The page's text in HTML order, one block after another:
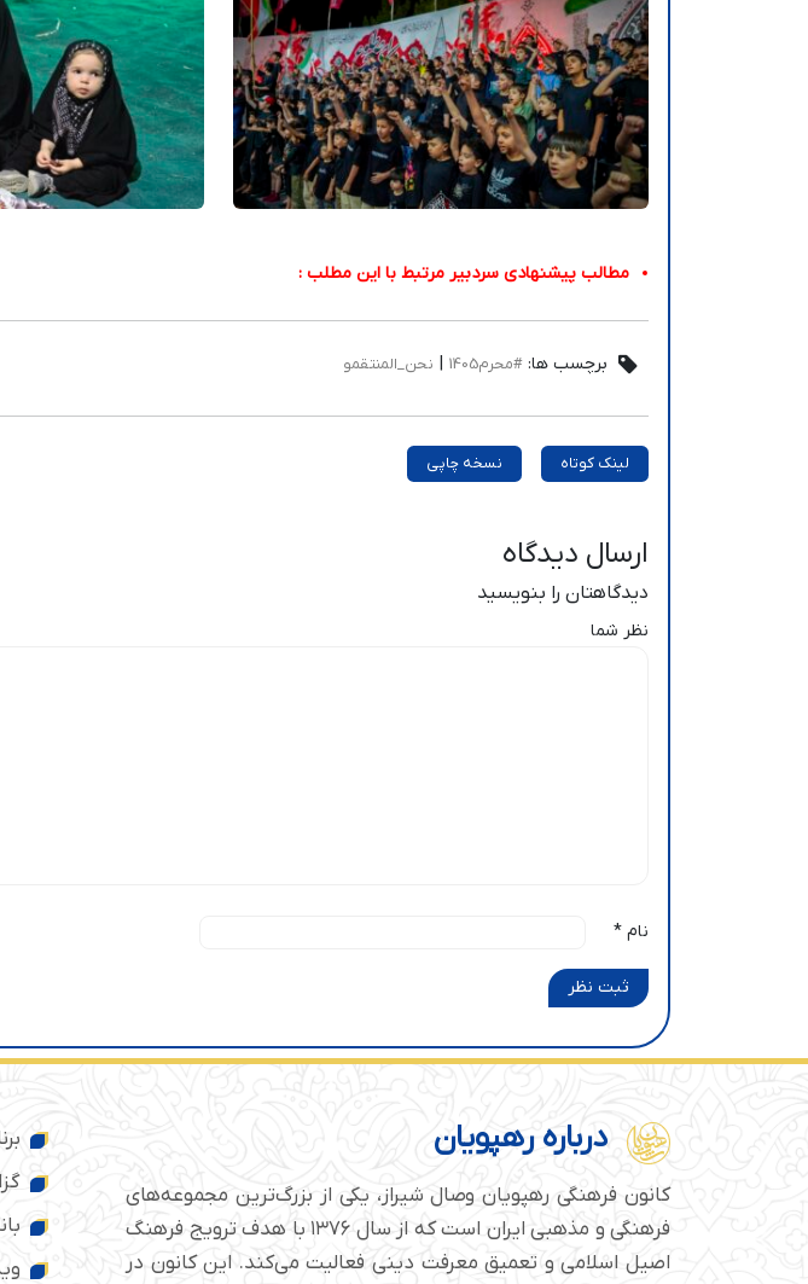
مطالب پیشنهادی سردبیر مرتبط با این مطلب :
برچسب ها: #محرم1405 | نحن_المنتقمو
لینک کوتاه نسخه چاپی
ارسال دیدگاه
دیدگاهتان را بنویسید
نظر شما
نام *
ثبت نظر
درباره رهپویان
کانون فرهنگی رهپویان وصال شیراز، یکی از بزرگ‌ترین مجموعه‌های
فرهنگی و مذهبی ایران است که از سال ۱۳۷۶ با هدف ترویج فرهنگ
اصیل اسلامی و تعمیق معرفت دینی فعالیت می‌کند. این کانون در